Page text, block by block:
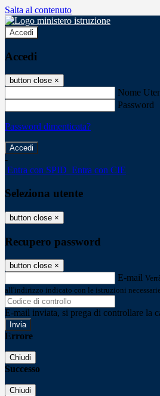
Salta al contenuto
Accedi
Accedi
button close ×
Nome
Password
Password dimenticata?
-
Entra con SPID Entra con CIE
Seleziona utente
button close ×
Recupero password
button close ×
E-mail
all'indirizzo indicato con le istruzioni
E-mail inviata, si prega di controllare la
Errore
Chiudi
Successo
Chiudi